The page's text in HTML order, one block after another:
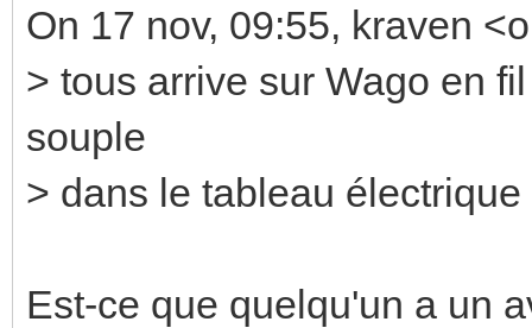
On 17 nov, 09:55, kraven
> tous arrive sur Wago en
souple
> dans le tableau
Est-ce que quelqu'un a un